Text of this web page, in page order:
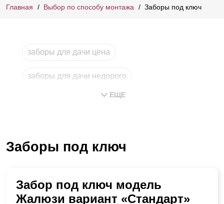
Главная Выбор по способу монтажа Заборы под ключ
заборы для дачи цена
заборы для дачи недорого
заборы купить
забор с установкой в московской области
ЕЩЕ
Заборы под ключ
Забор под ключ модель
Жалюзи вариант «Стандарт»